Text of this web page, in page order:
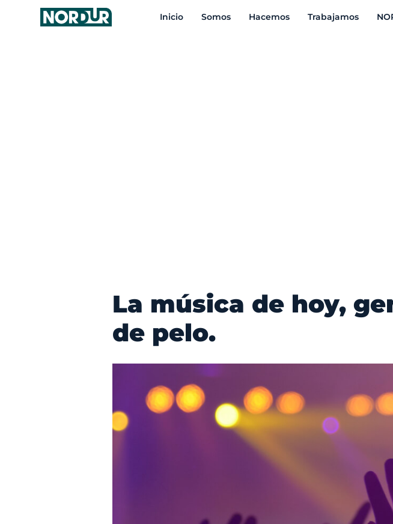
Inicio Somos Hacemos Trabajamos
La música de hoy,
de pelo.